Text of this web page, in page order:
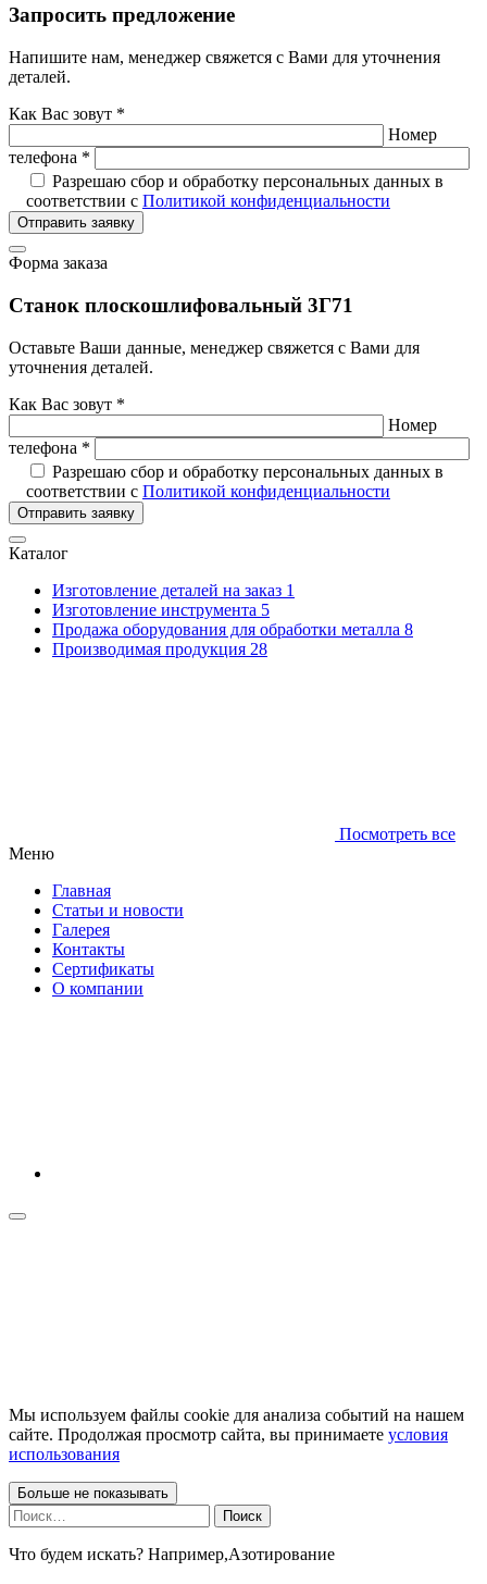
Запросить предложение
Напишите нам, менеджер свяжется с Вами для уточнения
деталей.
Как Вас зовут *
Номер
телефона *
Разрешаю сбор и обработку персональных данных в
соответствии с Политикой конфиденциальности
Отправить заявку
Форма заказа
Станок плоскошлифовальный 3Г71
Оставьте Ваши данные, менеджер свяжется с Вами для
уточнения деталей.
Как Вас зовут *
Номер
телефона *
Разрешаю сбор и обработку персональных данных в
соответствии с Политикой конфиденциальности
Отправить заявку
Каталог
Изготовление деталей на заказ 1
Изготовление инструмента 5
Продажа оборудования для обработки металла 8
Производимая продукция 28
Посмотреть все
Меню
Главная
Статьи и новости
Галерея
Контакты
Сертификаты
О компании
Мы используем файлы cookie для анализа событий на нашем
сайте. Продолжая просмотр сайта, вы принимаете условия
использования
Больше не показывать
Найти:
Что будем искать? Например,Азотирование